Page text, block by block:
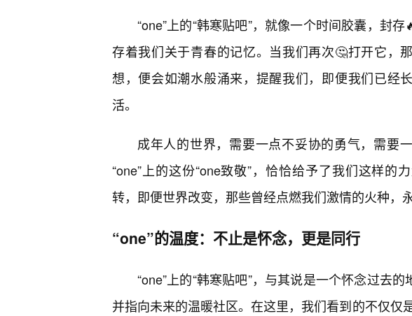
“one”上的“韩寒贴吧”，就像一个时间胶囊，封
存着我们关于青春的记忆。当我们再次🤔打开它，
想，便会如潮水般涌来，提醒我们，即便我们已经
活。
成年人的世界，需要一点不妥协的勇气，需要
“one”上的这份“one致敬”，恰恰给予了我们这样的
转，即便世界改变，那些曾经点燃我们激情的火种，
“one”的温度：不止是怀念，更是同行
“one”上的“韩寒贴吧”，与其说是一个怀念过去
并指向未来的温暖社区。在这里，我们看到的不仅仅